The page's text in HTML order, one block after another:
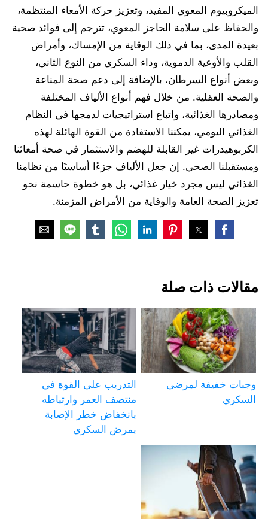
الميكروبيوم المعوي المفيد، وتعزيز حركة الأمعاء المنتظمة،
والحفاظ على سلامة الحاجز المعوي، تترجم إلى فوائد صحية
بعيدة المدى، بما في ذلك الوقاية من الإمساك، وأمراض
القلب والأوعية الدموية، وداء السكري من النوع الثاني،
وبعض أنواع السرطان، بالإضافة إلى دعم صحة المناعة
والصحة العقلية. من خلال فهم أنواع الألياف المختلفة
ومصادرها الغذائية، واتباع استراتيجيات لدمجها في النظام
الغذائي اليومي، يمكننا الاستفادة من القوة الهائلة لهذه
الكربوهيدرات غير القابلة للهضم والاستثمار في صحة أمعائنا
ومستقبلنا الصحي. إن جعل الألياف جزءًا أساسيًا من نظامنا
الغذائي ليس مجرد خيار غذائي، بل هو خطوة حاسمة نحو
تعزيز الصحة العامة والوقاية من الأمراض المزمنة.
مقالات ذات صلة
وجبات خفيفة لمرضى
السكري
التدريب على القوة في
منتصف العمر وارتباطه
بانخفاض خطر الإصابة
بمرض السكري